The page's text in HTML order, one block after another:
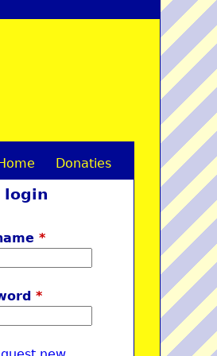
Donaties
login
*
*